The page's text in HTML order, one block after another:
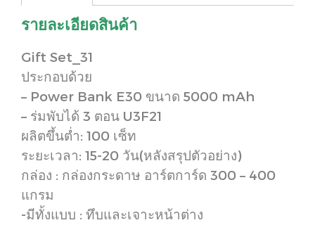
รายละเอียดสินค้า
Gift Set_31
ประกอบด้วย
– Power Bank E30 ขนาด 5000 mAh
– ร่มพับได้ 3 ตอน U3F21
ผลิตขึ้นต่ำ: 100 เซ็ท
ระยะเวลา: 15-20 วัน(หลังสรุปตัวอย่าง)
กล่อง : กล่องกระดาษ อาร์ตการ์ด 300 – 400
แกรม
-มีทั้งแบบ : ทึบและเจาะหน้าต่าง